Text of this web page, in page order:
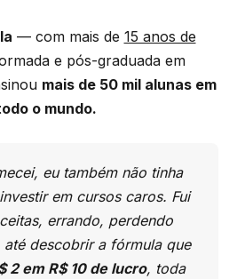
— com mais de 15 anos de
e pós-graduada em
mais de 50 mil alunas em
o mundo.
eu também não tinha
em cursos caros. Fui
errando, perdendo
até descobrir a fórmula que
2 em R$ 10 de lucro, toda